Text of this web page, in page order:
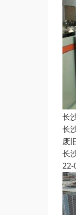
长
长
废
长
22-